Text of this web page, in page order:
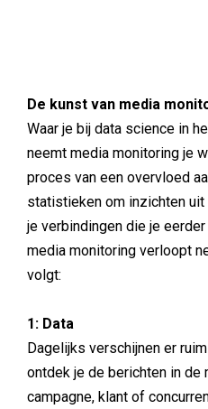
De kunst van media
Waar je bij data science in
neemt media monitoring je
proces van een overvloed
statistieken om inzichten
je verbindingen die je
media monitoring verloopt
volgt:
1: Data
Dagelijks verschijnen er
ontdek je de berichten in de
campagne, klant of